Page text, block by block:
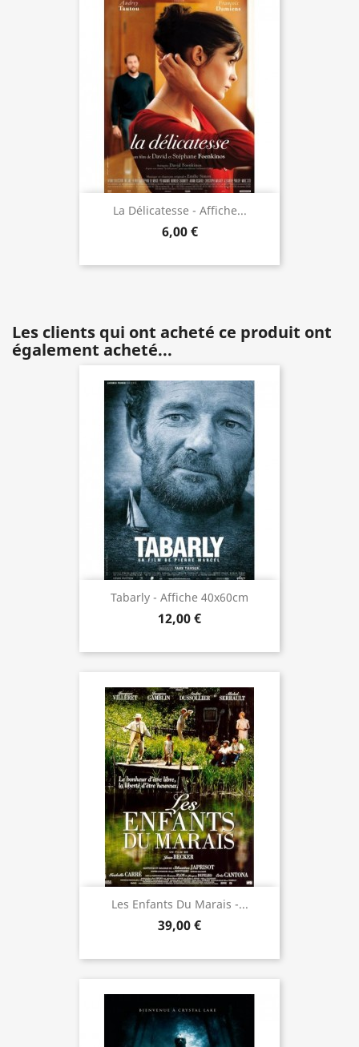
La Délicatesse - Affiche...
6,00 €
Les clients qui ont acheté ce produit ont
également acheté...
Tabarly - Affiche 40x60cm
12,00 €
Les Enfants Du Marais -...
39,00 €